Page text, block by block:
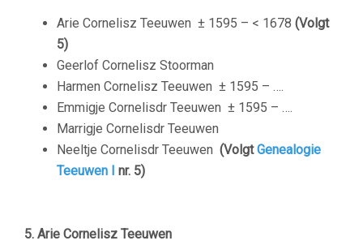
Arie Cornelisz Teeuwen ± 1595 – < 1678 (Volgt
5)
Geerlof Cornelisz Stoorman
Harmen Cornelisz Teeuwen ± 1595 – ….
Emmigje Cornelisdr Teeuwen ± 1595 – ….
Marrigje Cornelisdr Teeuwen
Neeltje Cornelisdr Teeuwen (VolgtGenealogie
Teeuwen I nr. 5)
5. Arie Cornelisz Teeuwen